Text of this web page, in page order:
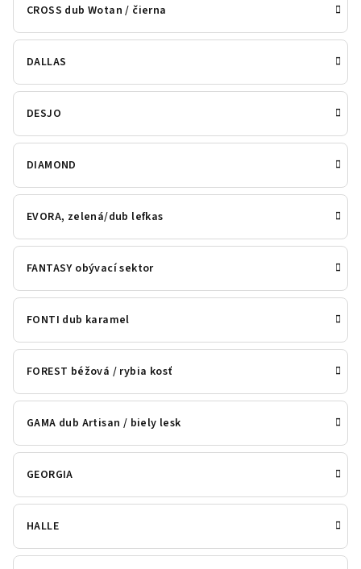
CROSS dub Wotan / čierna
DALLAS
DESJO
DIAMOND
EVORA, zelená/dub lefkas
FANTASY obývací sektor
FONTI dub karamel
FOREST béžová / rybia kosť
GAMA dub Artisan / biely lesk
GEORGIA
HALLE